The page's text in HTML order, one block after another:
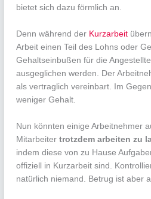
bietet sich dazu förmlich an.
Denn während der Kurzarbeit
Arbeit einen Teil des Lohns oder
Gehaltseinbußen für die
ausgeglichen werden. Der
als vertraglich vereinbart. Im
weniger Gehalt.
Nun könnten einige Arbeitnehmer
Mitarbeitertrotzdem arbeiten zu
indem diese von zu Hause
offiziell in Kurzarbeit sind.
natürlich niemand. Betrug ist aber